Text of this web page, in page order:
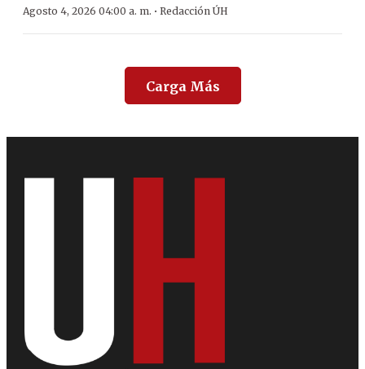
Agosto 4, 2026 04:00 a. m. · Redacción ÚH
Carga Más